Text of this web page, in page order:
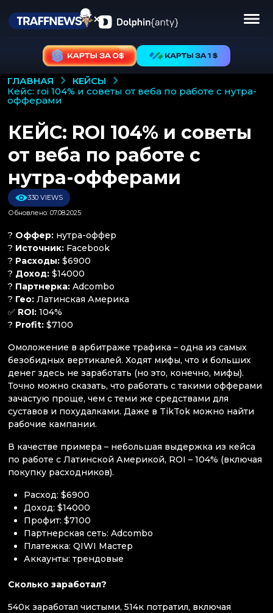
ГЛАВНАЯ
КЕЙСЫ
кейс: roi 104% и советы от веба по работе с нутра-
офферами
КЕЙС: ROI 104% и советы
от веба по работе с
нутра-офферами
330 VIEWS
Обновлено: 07.08.2025
? Оффер: нутра-оффер
? Источник: Facebook
? Расходы: $6900
? Доход: $14000
? Партнерка: Adcombo
? Гео: Латинская Америка
✅ ROI: 104%
? Profit: $7100
Омоложение в арбитраже трафика – одна из самых
безобидных вертикалей. Ходят мифы, что и больших
денег здесь не заработать (но это, конечно, мифы).
Точно можно сказать, что работать с такими офферами
зачастую проще, чем с теми же средствами для
суставов и похудалками. Даже в TikTok можно найти
рабочие кампании.
В качестве примера – небольшая выдержка из кейса
по работе с Латинской Америкой, ROI – 104% (включая
покупку расходников).
Расход: $6900
Доход: $14000
Профит: $7100
Партнерская сеть: Adcombo
Платежка: QIWI Мастер
Аккаунты: трендовые
Сколько заработал?
540к заработал чистыми, 514к потратил, включая